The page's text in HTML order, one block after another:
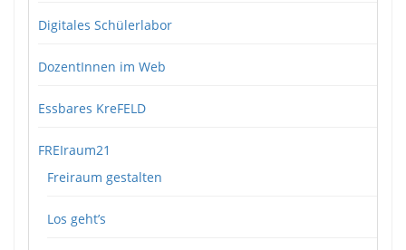
Digitales Schülerlabor
DozentInnen im Web
Essbares KreFELD
FREIraum21
Freiraum gestalten
Los geht’s